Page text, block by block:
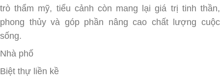
trò thẩm mỹ, tiểu cảnh còn mang lại giá trị tinh thần,
phong thủy và góp phần nâng cao chất lượng cuộc
sống.
Nhà phố
Biệt thự liền kề